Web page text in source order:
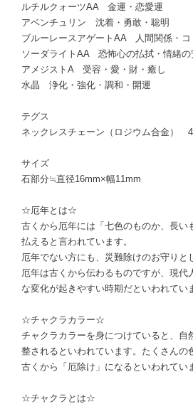
ルチルクォーツAA 金運・恋愛運
アベンチュリン 沈着・勇敢・聡明
ブルーレースアゲートAA 人間関係・コ
ソーダライトAA 恐怖心の払拭・情緒の
アメジストA 受容・愛・財・癒し
水晶 浄化・強化・調和・開運
テグス
ネックレスチェーン（ロジウム合金）
サイズ
石部分≒直径16mm×幅11mm
☆厄年とは☆
古くから厄年には「七色のものか、長い
払えると言われています。
厄年でない方にも、災難除けのお守りと
厄年は古くから伝わるものですが、現代
な変化が起きやすい時期だといわれてい
☆チャクラカラー☆
チャクラカラーを身につけていると、自
整されるといわれています。たくさんの
古くから「厄除け」になるといわれてい
☆チャクラとは☆